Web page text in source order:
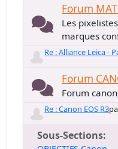
Forum
Les
marques
Re : Alliance Leica -
Forum
Forum
Re : Canon EOS R3
Sous-Sections